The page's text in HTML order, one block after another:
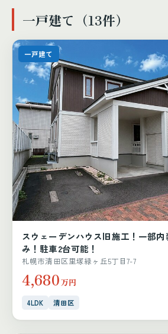
一戸建て（13件）
一戸建て
スウェーデンハウス旧施工！一部
み！駐車2台可能！
札幌市清田区里塚緑ヶ丘5丁目7-7
4,680万円
4LDK 清田区